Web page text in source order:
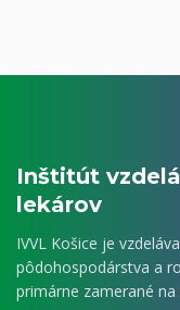
Inštitút
lekárov
IVVL Košice je
pôdohospodárstva a
primárne zamerané